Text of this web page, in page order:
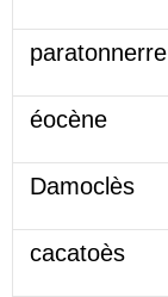
paratonnerre
éocène
Damoclès
cacatoès